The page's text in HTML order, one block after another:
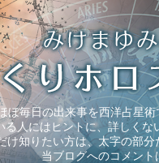
ぼ毎日の出来事を西洋占星
る人にはヒントに、詳しく
け知りたい方は、太字の部分
当ブログへのコメント